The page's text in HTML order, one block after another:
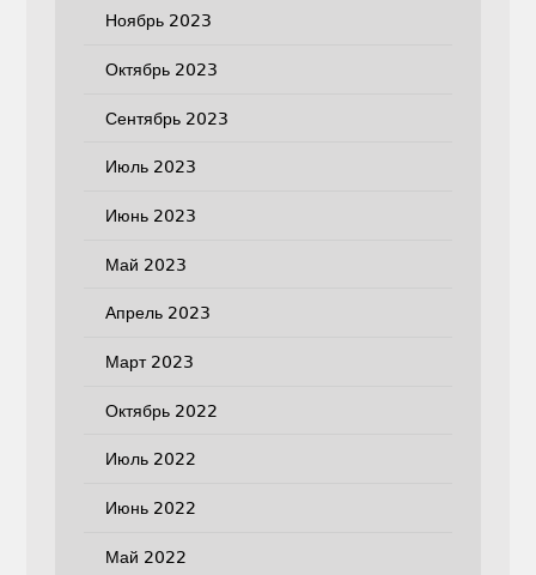
Ноябрь 2023
Октябрь 2023
Сентябрь 2023
Июль 2023
Июнь 2023
Май 2023
Апрель 2023
Март 2023
Октябрь 2022
Июль 2022
Июнь 2022
Май 2022